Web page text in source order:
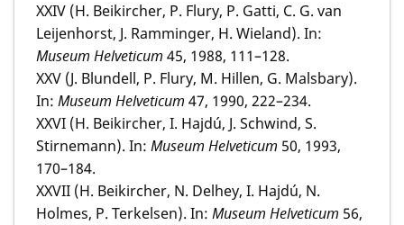
XXIV (H. Beikircher, P. Flury, P. Gatti, C. G. van
Leijenhorst, J. Ramminger, H. Wieland). In:
Museum Helveticum 45, 1988, 111–128.
XXV (J. Blundell, P. Flury, M. Hillen, G. Malsbary).
In: Museum Helveticum 47, 1990, 222–234.
XXVI (H. Beikircher, I. Hajdú, J. Schwind, S.
Stirnemann). In: Museum Helveticum 50, 1993,
170–184.
XXVII (H. Beikircher, N. Delhey, I. Hajdú, N.
Holmes, P. Terkelsen). In: Museum Helveticum 56,